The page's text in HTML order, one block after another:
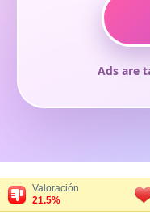
Valoración
21.5%